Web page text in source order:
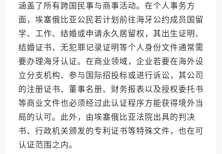
涵盖了所有跨国民事与商事活动。在个人事务方
面，埃塞俄比亚公民若计划前往海牙公约成员国留
学、工作、结婚或申请永久居留权，其出生证明、
结婚证书、无犯罪记录证明等个人身份文件通常需
要办理海牙认证。在商业领域，企业若要在海外设
立分支机构、参与国际招投标或进行诉讼，其公司
的注册证书、董事名册、财务报表以及授权委托书
等商业文件也必须经过此认证程序方能获得境外当
局的认可。此外，由埃塞俄比亚法院出具的判决
书、行政机关颁发的专利证书等特殊文件，也在可
认证范围之内。